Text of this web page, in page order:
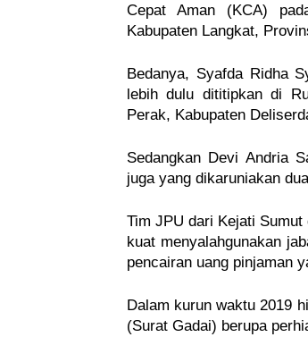
Cepat Aman (KCA)
Kabupaten Langkat,
Bedanya, Syafda Ridha
lebih dulu dititipkan di
Perak, Kabupaten
Sedangkan Devi Andria
juga yang dikaruniakan
Tim JPU dari Kejati
kuat menyalahgunakan
pencairan uang pinjaman
Dalam kurun waktu 2019
(Surat Gadai) berupa